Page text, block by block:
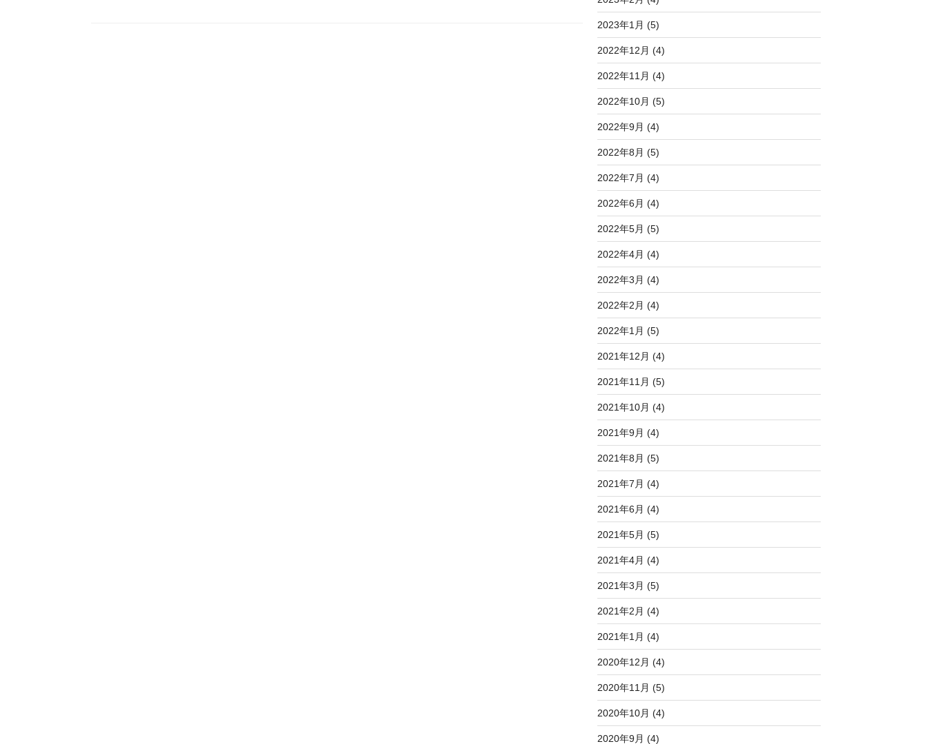
2023年1月 (5)
2022年12月 (4)
2022年11月 (4)
2022年10月 (5)
2022年9月 (4)
2022年8月 (5)
2022年7月 (4)
2022年6月 (4)
2022年5月 (5)
2022年4月 (4)
2022年3月 (4)
2022年2月 (4)
2022年1月 (5)
2021年12月 (4)
2021年11月 (5)
2021年10月 (4)
2021年9月 (4)
2021年8月 (5)
2021年7月 (4)
2021年6月 (4)
2021年5月 (5)
2021年4月 (4)
2021年3月 (5)
2021年2月 (4)
2021年1月 (4)
2020年12月 (4)
2020年11月 (5)
2020年10月 (4)
2020年9月 (4)